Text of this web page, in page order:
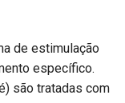
de estimulação
específico.
são tratadas com